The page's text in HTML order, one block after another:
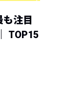
も注目
TOP15